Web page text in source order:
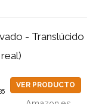
- Translúcido
VER PRODUCTO